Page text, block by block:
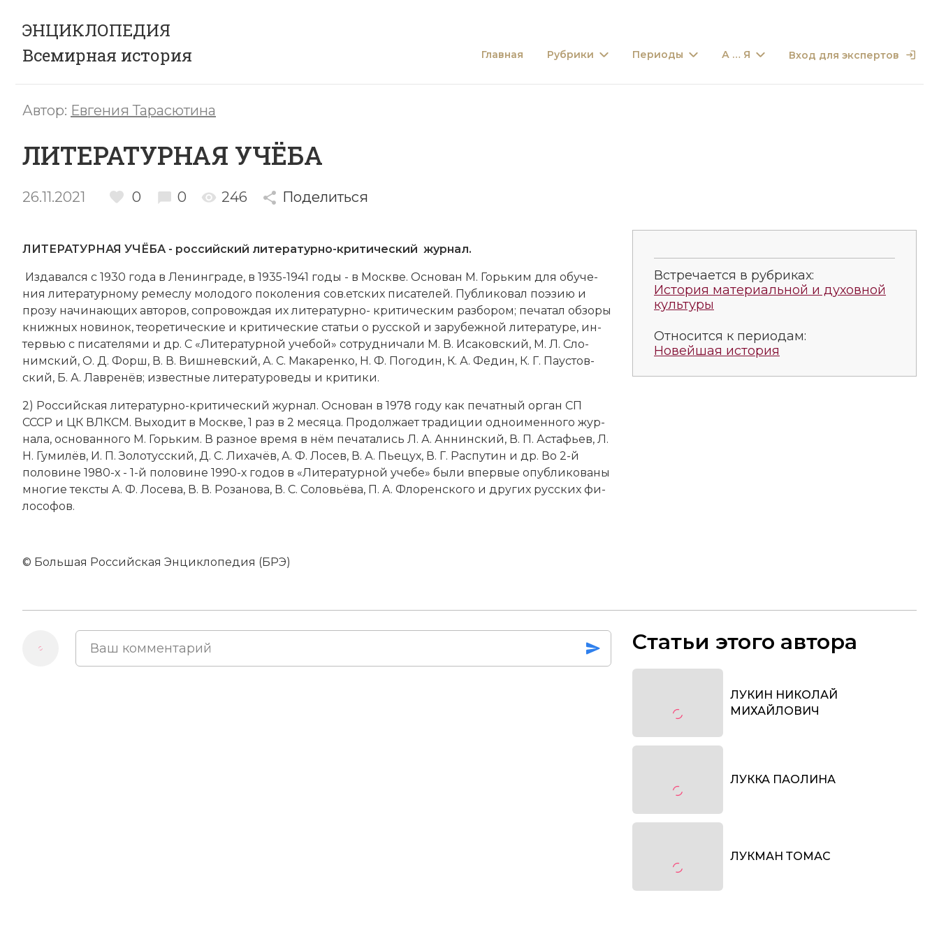
ЭНЦИКЛОПЕДИЯ
Всемирная история
Главная Рубрики Периоды А … Я Вход для экспертов
Автор: Евгения Тарасютина
ЛИТЕРАТУРНАЯ УЧЁБА
26.11.2021 0 0 246 Поделиться
ЛИТЕРАТУРНАЯ УЧЁБА - российский ли­те­ра­тур­но-кри­тический жур­нал.
Из­да­вал­ся с 1930 года в Ле­нин­гра­де, в 1935-1941 годы - в Мо­ск­ве. Ос­но­ван М. Горь­ким для обу­че­
ния литературному ре­мес­лу мо­ло­до­го по­ко­ле­ния сов.етских пи­са­те­лей. Пуб­ли­ко­вал по­эзию и
про­зу на­чи­наю­щих ав­то­ров, со­про­во­ж­дая их литературно- кри­тическим раз­бо­ром; пе­ча­тал об­зо­ры
книж­ных но­ви­нок, тео­ре­тические и кри­тические ста­тьи о русской и за­ру­беж­ной литературе, ин­
тер­вью с пи­са­те­ля­ми и др. С «Литературной учебой» со­труд­ни­ча­ли М. В. Иса­ков­ский, М. Л. Сло­
ним­ский, О. Д. Форш, В. В. Виш­нев­ский, А. С. Ма­ка­рен­ко, Н. Ф. По­го­дин, К. А. Фе­дин, К. Г. Пау­стов­
ский, Б. А. Лав­ре­нёв; из­вест­ные ли­те­ра­ту­ро­ве­ды и кри­тики.
2) Российская ли­те­ра­тур­но-кри­тический жур­нал. Ос­но­ван в 1978 году как пе­чат­ный ор­ган СП
СССР и ЦК ВЛКСМ. Вы­хо­дит в Мо­ск­ве, 1 раз в 2 ме­ся­ца. Про­дол­жа­ет тра­диции од­но­именного жур­
на­ла, ос­но­ван­но­го М. Горь­ким. В раз­ное вре­мя в нём пе­ча­та­лись Л. А. Ан­нин­ский, В. П. Ас­та­фь­ев, Л.
Н. Гу­ми­лёв, И. П. Зо­ло­тус­ский, Д. С. Ли­ха­чёв, А. Ф. Ло­сев, В. А. Пье­цух, В. Г. Рас­пу­тин и др. Во 2-й
половине 1980-х - 1-й половине 1990-х годов в «Литературной учебе» бы­ли впер­вые опуб­ли­ко­ва­ны
многие те­кс­ты А. Ф. Ло­се­ва, В. В. Ро­за­но­ва, В. С. Со­ловь­ё­ва, П. А. Фло­рен­ско­го и других русских фи­
ло­со­фов.
© Большая Российская Энциклопедия (БРЭ)
Встречается в рубриках:
История материальной и духовной
культуры
Относится к периодам:
Новейшая история
Статьи этого автора
ЛУКИН НИКОЛАЙ
МИХАЙЛОВИЧ
ЛУККА ПАОЛИНА
ЛУКМАН ТОМАС